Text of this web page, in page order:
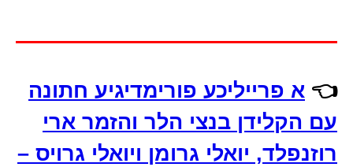
👈 א פרייליכע פורימדיגיע חתונה
עם הקלידן בנצי הלר והזמר ארי
רוזנפלד, יואלי גרומן ויואלי גרויס –